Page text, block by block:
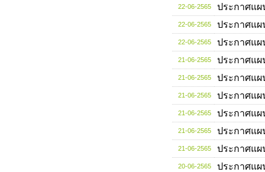
22-06-2565 ประกาศแผ
22-06-2565 ประกาศแผ
22-06-2565 ประกาศแผ
21-06-2565 ประกาศแผ
21-06-2565 ประกาศแผ
21-06-2565 ประกาศแผ
21-06-2565 ประกาศแผ
21-06-2565 ประกาศแผ
21-06-2565 ประกาศแผ
20-06-2565 ประกาศแผ